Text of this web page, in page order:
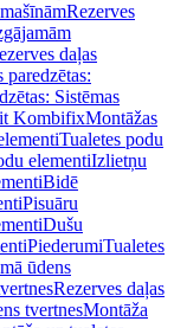
Rezerves
daļas
paredzētas:
Sistēmas
KombifixMontāžas
Tualetes podu
elementiIzlietņu
Bidē
Pisuāru
Dušu
PiederumiTualetes
ūdens
Rezerves daļas
tvertnesMontāža